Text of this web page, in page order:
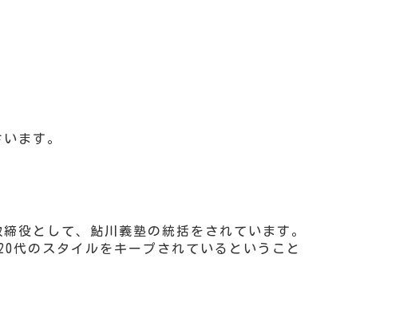
ます。
役として、鮎川義塾の統括をされています。
代のスタイルをキープされているということ